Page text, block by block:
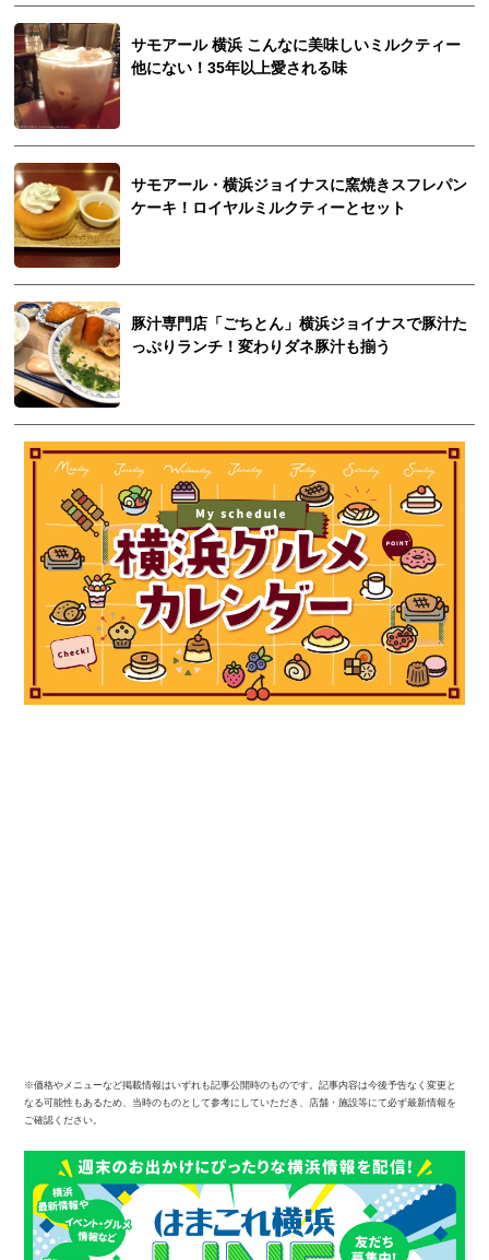
サモアール 横浜 こんなに美味しいミルクティー
他にない！35年以上愛される味
サモアール・横浜ジョイナスに窯焼きスフレパン
ケーキ！ロイヤルミルクティーとセット
豚汁専門店「ごちとん」横浜ジョイナスで豚汁た
っぷりランチ！変わりダネ豚汁も揃う
※価格やメニューなど掲載情報はいずれも記事公開時のものです。記事内容は今後予告なく変更と
なる可能性もあるため、当時のものとして参考にしていただき、店舗・施設等にて必ず最新情報を
ご確認ください。